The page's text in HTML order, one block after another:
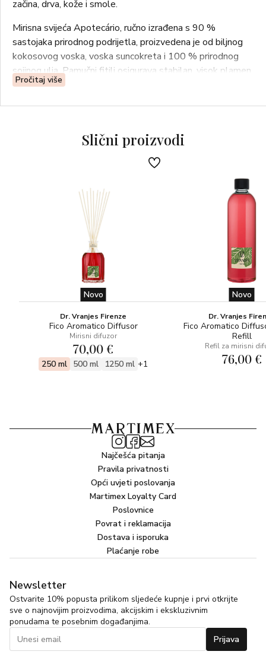
začina, drva, kože i smole.
Mirisna svijeća Apotecário, ručno izrađena s 90 %
sastojaka prirodnog podrijetla, proizvedena je od biljnog
kokosovog voska, voska suncokreta i 100 % prirodnog
sojinog ulja. Pamučni fitilj osigurava stabilan, visok plamen
s niskim zagrijavanjem, a dugotrajno vrijeme gorenja nježno
Pročitaj više
Slični proizvodi
Novo
Dr. Vranjes Firenze
Fico Aromatico Diffusor
Mirisni difuzor
70,00 €
250 ml 500 ml 1250 ml +1
Novo
Dr. Vranjes
Fico Aromatico
Refill
Refil za mirisni
76,00 €
Najčešća pitanja
Pravila privatnosti
Opći uvjeti poslovanja
Martimex Loyalty Card
Poslovnice
Povrat i reklamacija
Dostava i isporuka
Plaćanje robe
Newsletter
Ostvarite 10% popusta prilikom sljedeće kupnje i prvi otkrijte
sve o najnovijim proizvodima, akcijskim i ekskluzivnim
ponudama te posebnim događanjima.
Prijava